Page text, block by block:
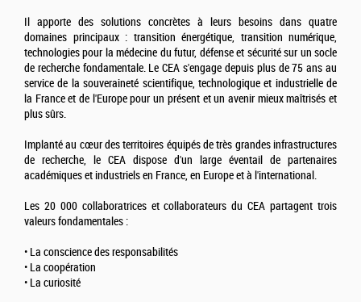
Il apporte des solutions concrètes à leurs besoins dans quatre
domaines principaux : transition énergétique, transition numérique,
technologies pour la médecine du futur, défense et sécurité sur un socle
de recherche fondamentale. Le CEA s'engage depuis plus de 75 ans au
service de la souveraineté scientifique, technologique et industrielle de
la France et de l'Europe pour un présent et un avenir mieux maîtrisés et
plus sûrs.
Implanté au cœur des territoires équipés de très grandes infrastructures
de recherche, le CEA dispose d'un large éventail de partenaires
académiques et industriels en France, en Europe et à l'international.
Les 20 000 collaboratrices et collaborateurs du CEA partagent trois
valeurs fondamentales :
• La conscience des responsabilités
• La coopération
• La curiosité